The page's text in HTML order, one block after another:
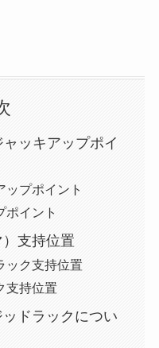
ッキアップポイ
ップポイント
ポイント
支持位置
ック支持位置
支持位置
ドラックについ